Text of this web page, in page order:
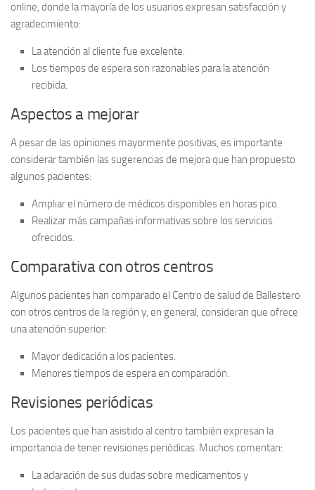
online, donde la mayoría de los usuarios expresan satisfacción y
agradecimiento:
La atención al cliente fue excelente.
Los tiempos de espera son razonables para la atención
recibida.
Aspectos a mejorar
A pesar de las opiniones mayormente positivas, es importante
considerar también las sugerencias de mejora que han propuesto
algunos pacientes:
Ampliar el número de médicos disponibles en horas pico.
Realizar más campañas informativas sobre los servicios
ofrecidos.
Comparativa con otros centros
Algunos pacientes han comparado el Centro de salud de Ballestero
con otros centros de la región y, en general, consideran que ofrece
una atención superior:
Mayor dedicación a los pacientes.
Menores tiempos de espera en comparación.
Revisiones periódicas
Los pacientes que han asistido al centro también expresan la
importancia de tener revisiones periódicas. Muchos comentan:
La aclaración de sus dudas sobre medicamentos y